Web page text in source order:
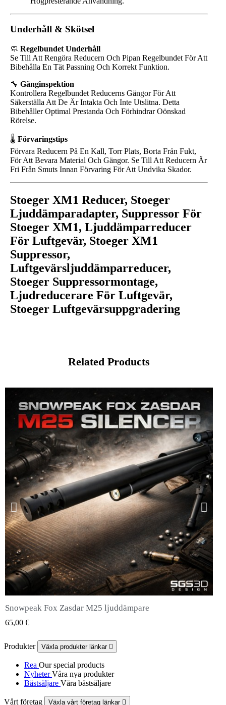
Underhåll & Skötsel
🧼 Regelbundet Underhåll
Se Till Att Rengöra Reducern Och Pipan Regelbundet För Att
Bibehålla En Tät Passning Och Korrekt Funktion.
🔧 Gänginspektion
Kontrollera Regelbundet Reducerns Gängor För Att
Säkerställa Att De Är Intakta Och Inte Utslitna. Detta
Bibehåller Optimal Prestanda Och Förhindrar Oönskad
Rörelse.
🌡️ Förvaringstips
Förvara Reducern På En Kall, Torr Plats, Borta Från Fukt,
För Att Bevara Material Och Gängor. Se Till Att Reducern Är
Fri Från Smuts Innan Förvaring För Att Undvika Skador.
Stoeger XM1 Reducer, Stoeger
Ljuddämparadapter, Suppressor För
Stoeger XM1, Ljuddämparreducer
För Luftgevär, Stoeger XM1
Suppressor,
Luftgevärsljuddämparreducer,
Stoeger Suppressormontage,
Ljudreducerare För Luftgevär,
Stoeger Luftgevärsuppgradering
Related Products
QUICK VIEW
Snowpeak Fox Zasdar M25 ljuddämpare
65,00 €
Produkter Växla produkter länkar 
Rea Our special products
NyheterVåra nya produkter
Bästsäljare Våra bästsäljare
Vårt företag Växla vårt företag länkar 